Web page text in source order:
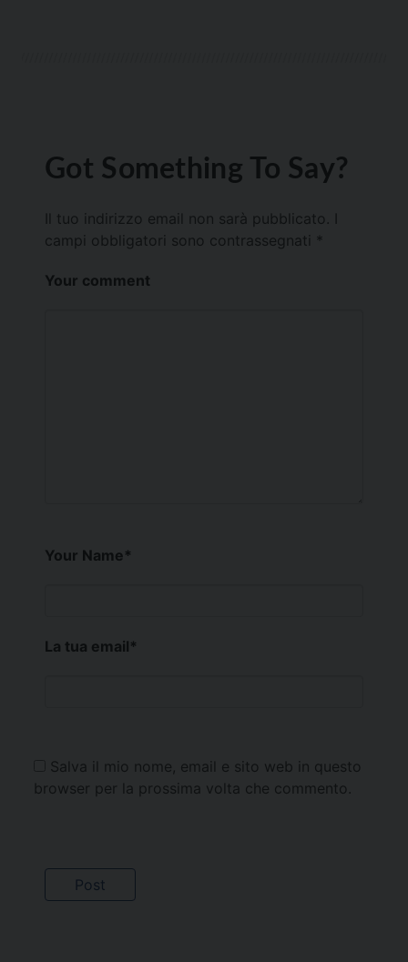
Got Something To Say?
Il tuo indirizzo email non sarà pubblicato.
campi obbligatori sono contrassegnati *
Your comment
Your Name*
La tua email*
Salva il mio nome, email e sito web in questo
browser per la prossima volta che commento.